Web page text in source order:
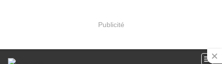
Publicité